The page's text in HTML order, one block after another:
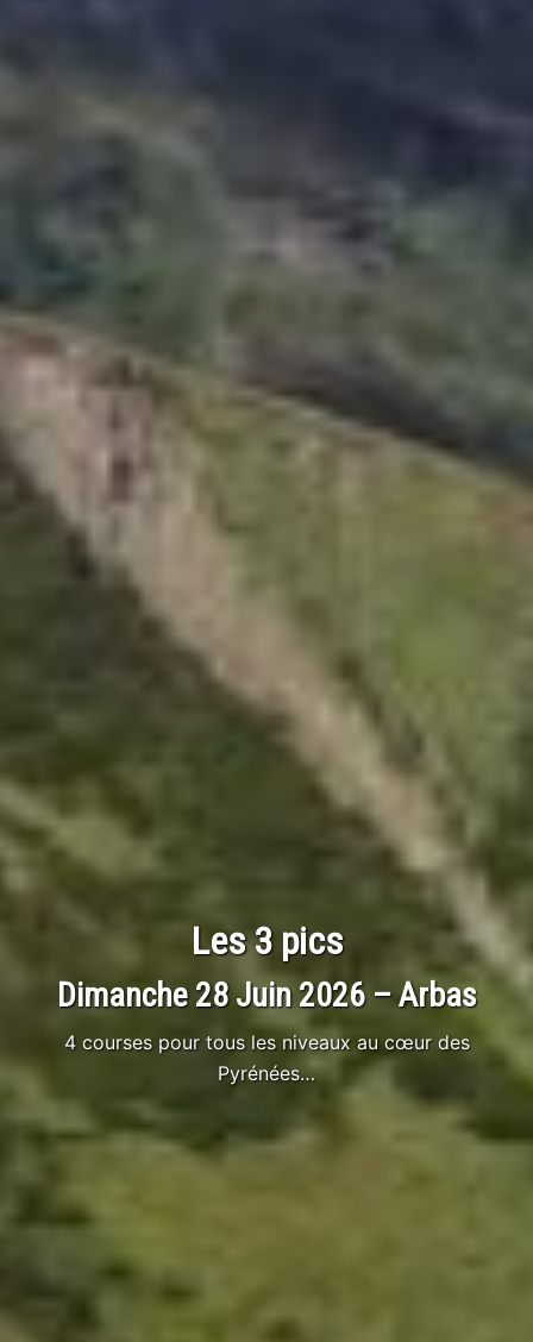
Les 3 pics
Dimanche 28 Juin 2026 – Arbas
4 courses pour tous les niveaux au cœur des
Pyrénées…